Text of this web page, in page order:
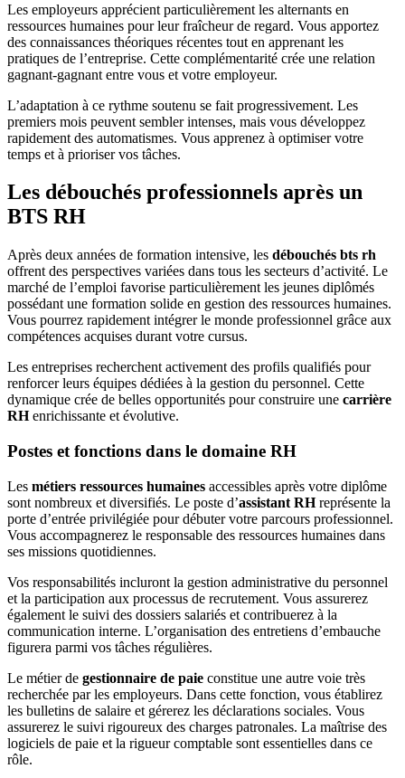
Les employeurs apprécient particulièrement les alternants en
ressources humaines pour leur fraîcheur de regard. Vous apportez
des connaissances théoriques récentes tout en apprenant les
pratiques de l’entreprise. Cette complémentarité crée une relation
gagnant-gagnant entre vous et votre employeur.
L’adaptation à ce rythme soutenu se fait progressivement. Les
premiers mois peuvent sembler intenses, mais vous développez
rapidement des automatismes. Vous apprenez à optimiser votre
temps et à prioriser vos tâches.
Les débouchés professionnels après un
BTS RH
Après deux années de formation intensive, les débouchés bts rh
offrent des perspectives variées dans tous les secteurs d’activité. Le
marché de l’emploi favorise particulièrement les jeunes diplômés
possédant une formation solide en gestion des ressources humaines.
Vous pourrez rapidement intégrer le monde professionnel grâce aux
compétences acquises durant votre cursus.
Les entreprises recherchent activement des profils qualifiés pour
renforcer leurs équipes dédiées à la gestion du personnel. Cette
dynamique crée de belles opportunités pour construire une carrière
RHenrichissante et évolutive.
Postes et fonctions dans le domaine RH
Les métiers ressources humaines accessibles après votre diplôme
sont nombreux et diversifiés. Le poste d’assistant RHreprésente la
porte d’entrée privilégiée pour débuter votre parcours professionnel.
Vous accompagnerez le responsable des ressources humaines dans
ses missions quotidiennes.
Vos responsabilités incluront la gestion administrative du personnel
et la participation aux processus de recrutement. Vous assurerez
également le suivi des dossiers salariés et contribuerez à la
communication interne. L’organisation des entretiens d’embauche
figurera parmi vos tâches régulières.
Le métier de gestionnaire de paie constitue une autre voie très
recherchée par les employeurs. Dans cette fonction, vous établirez
les bulletins de salaire et gérerez les déclarations sociales. Vous
assurerez le suivi rigoureux des charges patronales. La maîtrise des
logiciels de paie et la rigueur comptable sont essentielles dans ce
rôle.